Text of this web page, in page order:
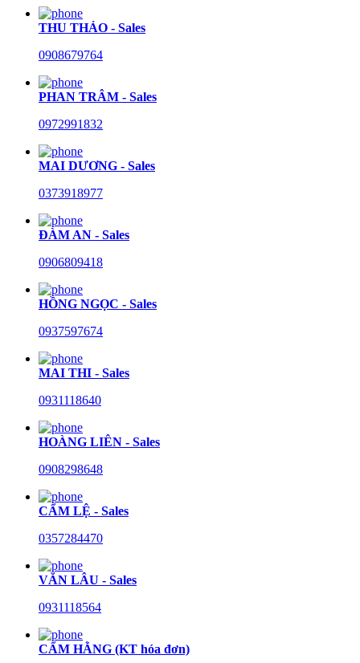
THU THẢO - Sales
0908679764
PHAN TRÂM - Sales
0972991832
MAI DƯƠNG - Sales
0373918977
ĐÀM AN - Sales
0906809418
HỒNG NGỌC - Sales
0937597674
MAI THI - Sales
0931118640
HOÀNG LIÊN - Sales
0908298648
CẨM LỆ - Sales
0357284470
VĂN LÂU - Sales
0931118564
CẨM HẰNG (KT hóa đơn)